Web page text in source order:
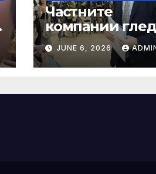
Частните
компании
на по-голяма
в
енергетика
JUNE 6, 2026